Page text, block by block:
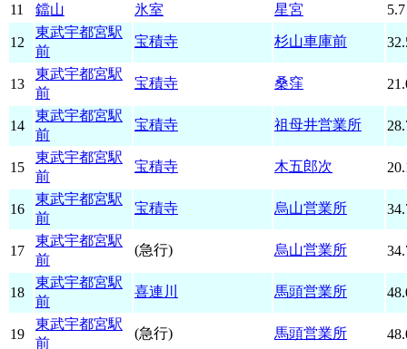
11 鐺山 氷室 星宮 5.7
12
東武宇都宮駅
前
宝積寺 杉山車庫前
13
東武宇都宮駅
前
宝積寺 桑窪
14
東武宇都宮駅
前
宝積寺 祖母井営業所
15
東武宇都宮駅
前
宝積寺 木五郎次
16
東武宇都宮駅
前
宝積寺 烏山営業所
17
東武宇都宮駅
前
(急行) 烏山営業所
18
東武宇都宮駅
前
喜連川 馬頭営業所
19
東武宇都宮駅
前
(急行) 馬頭営業所